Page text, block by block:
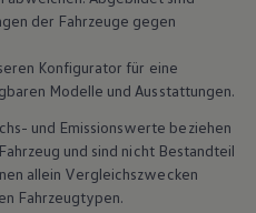
der Fahrzeuge gegen
Konfigurator für eine
Modelle und Ausstattungen.
und Emissionswerte beziehen
und sind nicht Bestandteil
allein Vergleichszwecken
Fahrzeugtypen.